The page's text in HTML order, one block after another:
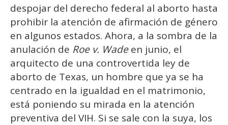
despojar del derecho federal al aborto hasta
prohibir la atención de afirmación de género
en algunos estados. Ahora, a la sombra de la
anulación de Roe v. Wadeen junio, el
arquitecto de una controvertida ley de
aborto de Texas, un hombre que ya se ha
centrado en la igualdad en el matrimonio,
está poniendo su mirada en la atención
preventiva del VIH. Si se sale con la suya, los